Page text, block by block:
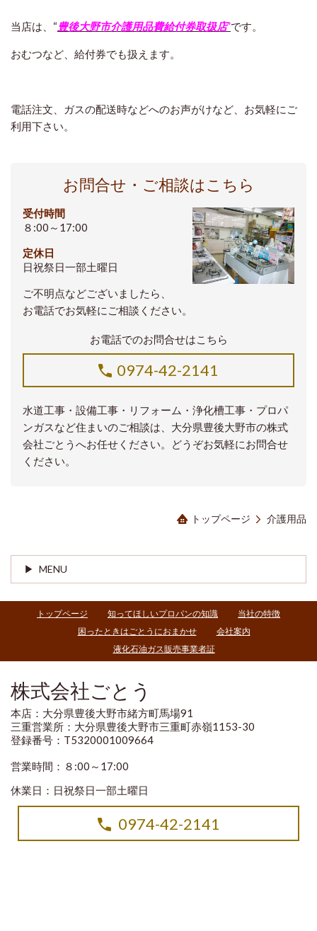
当店は、“豊後大野市介護用品費給付券取扱店”です。
おむつなど、給付券でも扱えます。
電話注文、ガスの配送時などへのお声がけなど、お気軽にご
利用下さい。
お問合せ・ご相談はこちら
受付時間
８:00～17:00
定休日
日祝祭日一部土曜日
ご不明点などございましたら、
お電話でお気軽にご相談ください。
お電話でのお問合せはこちら
0974-42-2141
水道工事・設備工事・リフォーム・浄化槽工事・プロパ
ンガスなど住まいのご相談は、大分県豊後大野市の株式
会社ごとうへお任せください。どうぞお気軽にお問合せ
ください。
トップページ 介護用品
MENU
トップページ 知ってほしいプロパンの知識
当社の特徴
困ったときはごとうにおまかせ
会社案内
液化石油ガス販売事業者証
株式会社ごとう
本店：大分県豊後大野市緒方町馬場91
三重営業所：大分県豊後大野市三重町赤嶺1153-30
登録番号：T5320001009664
営業時間：８:00～17:00
休業日：日祝祭日一部土曜日
0974-42-2141